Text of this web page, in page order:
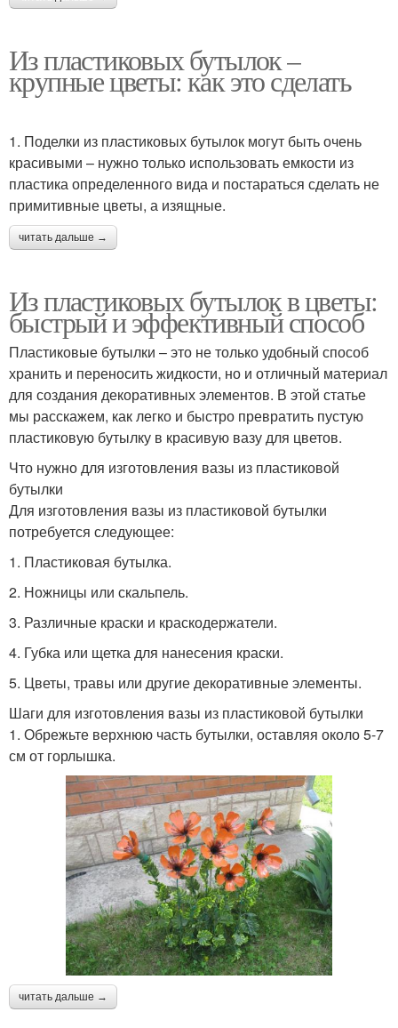
Из пластиковых бутылок –
крупные цветы: как это сделать
1. Поделки из пластиковых бутылок могут быть очень
красивыми – нужно только использовать емкости из
пластика определенного вида и постараться сделать не
примитивные цветы, а изящные.
читать дальше →
Из пластиковых бутылок в цветы:
быстрый и эффективный способ
Пластиковые бутылки – это не только удобный способ
хранить и переносить жидкости, но и отличный материал
для создания декоративных элементов. В этой статье
мы расскажем, как легко и быстро превратить пустую
пластиковую бутылку в красивую вазу для цветов.
Что нужно для изготовления вазы из пластиковой
бутылки
Для изготовления вазы из пластиковой бутылки
потребуется следующее:
1. Пластиковая бутылка.
2. Ножницы или скальпель.
3. Различные краски и краскодержатели.
4. Губка или щетка для нанесения краски.
5. Цветы, травы или другие декоративные элементы.
Шаги для изготовления вазы из пластиковой бутылки
1. Обрежьте верхнюю часть бутылки, оставляя около 5-7
см от горлышка.
читать дальше →